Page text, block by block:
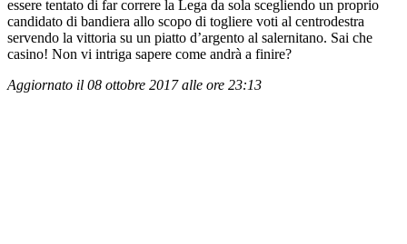
essere tentato di far correre la Lega da sola scegliendo un proprio
candidato di bandiera allo scopo di togliere voti al centrodestra
servendo la vittoria su un piatto d’argento al salernitano. Sai che
casino! Non vi intriga sapere come andrà a finire?
Aggiornato il 08 ottobre 2017 alle ore 23:13